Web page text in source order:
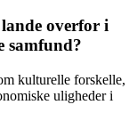
overfor i
samfund?
kulturelle forskelle,
uligheder i